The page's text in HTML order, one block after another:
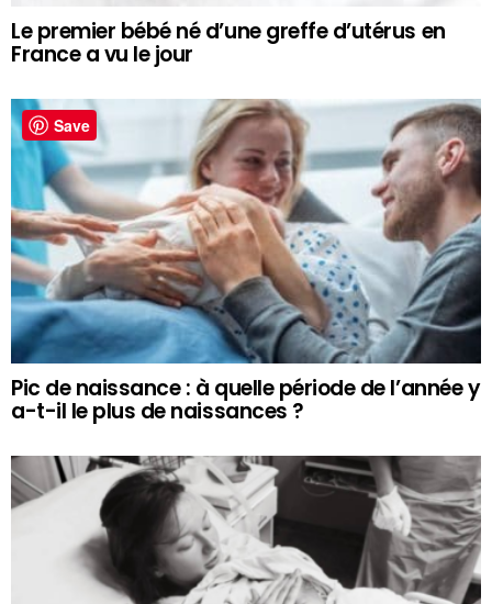
Le premier bébé né d’une greffe d’utérus en
France a vu le jour
Pic de naissance : à quelle période de l’année y
a-t-il le plus de naissances ?
Save